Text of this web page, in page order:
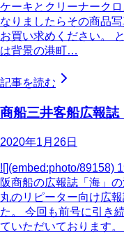
ケーキとクリーナーク
なりましたらその商品
お買い求めください。
は背景の港町…
記事を読む
商船三井客船広報誌
2020年1月26日
![](embed:photo/89158)
阪商船の広報誌「海」
丸のリピーター向け広
た。 今回も前号に引き
ていただいております